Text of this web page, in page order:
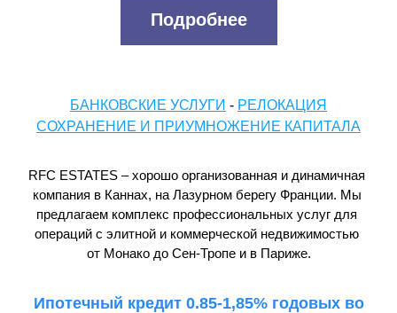
Подробнее
БАНКОВСКИЕ УСЛУГИ - РЕЛОКАЦИЯ
СОХРАНЕНИЕ И ПРИУМНОЖЕНИЕ КАПИТАЛА
RFC ESTATES – хорошо организованная и динамичная
компания в Каннах, на Лазурном берегу Франции. Мы
предлагаем комплекс профессиональных услуг для
операций с элитной и коммерческой недвижимостью
от Монако до Сен-Тропе и в Париже.
Ипотечный кредит 0.85-1,85% годовых во